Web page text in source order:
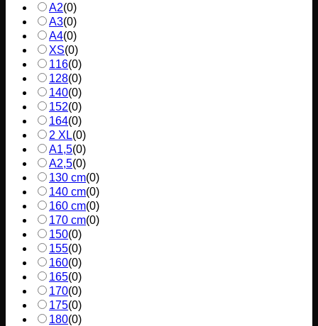
A2(0)
A3(0)
A4(0)
XS(0)
116(0)
128(0)
140(0)
152(0)
164(0)
2 XL(0)
A1,5(0)
A2,5(0)
130 cm(0)
140 cm(0)
160 cm(0)
170 cm(0)
150(0)
155(0)
160(0)
165(0)
170(0)
175(0)
180(0)